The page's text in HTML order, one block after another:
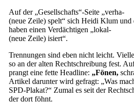
Auf der „Gesellschafts“-Seite „verha-
(neue Zeile) spelt“ sich Heidi Klum und
haben einen Verdächtigen „lokal-
(neue Zeile) isiert“.
Trennungen sind eben nicht leicht.
so an der alten Rechtschreibung fest.
prangt eine fette Headline: „Fönen,
Artikel darunter wird gefragt: „Was
SPD-Plakat?“ Zumal es seit der
der dort föhnt.